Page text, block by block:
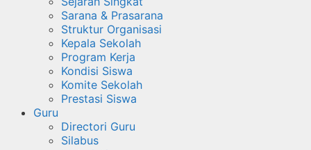
Sarana & Prasarana
Struktur Organisasi
Kepala Sekolah
Program Kerja
Kondisi Siswa
Komite Sekolah
Prestasi Siswa
Guru
Directori Guru
Silabus